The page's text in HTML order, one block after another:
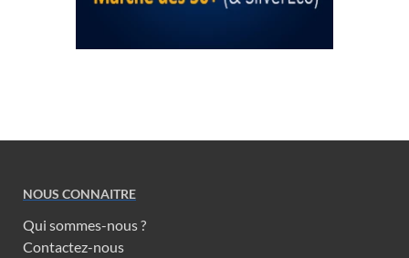
NOUS CONNAITRE
Qui sommes-nous ?
Contactez-nous